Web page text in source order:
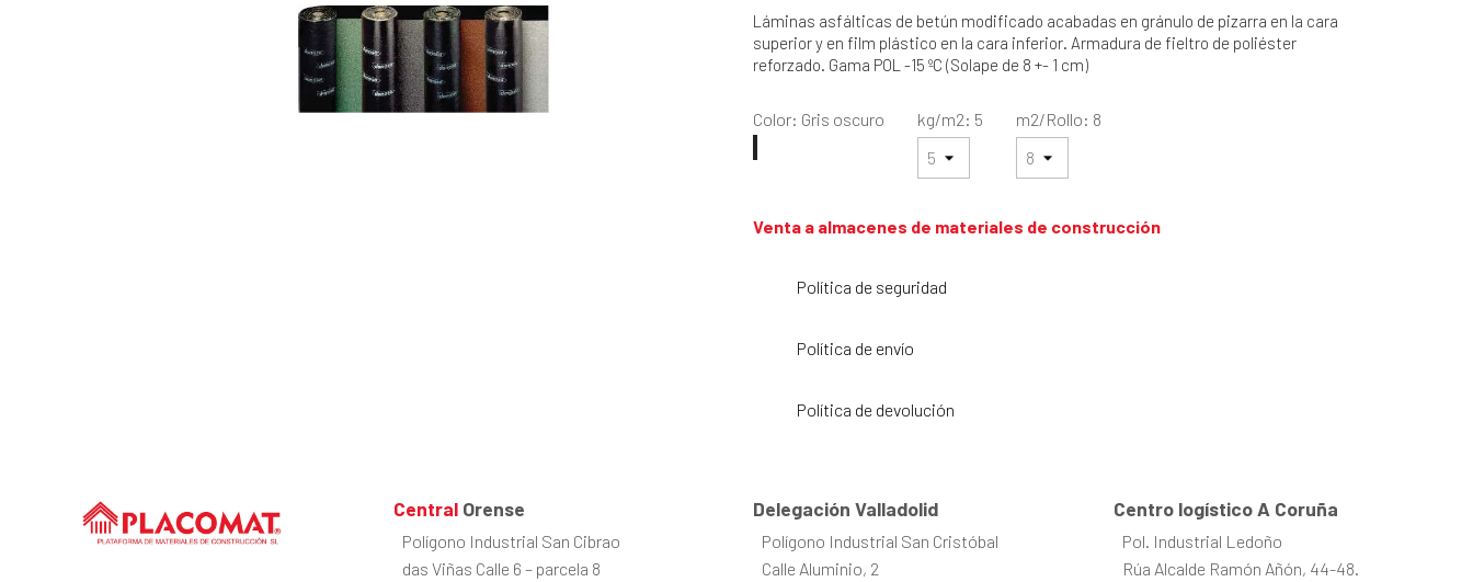
Láminas asfálticas de betún modificado acabadas en gránulo de pizarra en la cara
superior y en film plástico en la cara inferior. Armadura de fieltro de poliéster
reforzado. Gama POL -15 ºC (Solape de 8 +- 1 cm)
Color: Gris oscuro
kg/m2: 5 m2/Rollo: 8
Venta a almacenes de materiales de construcción
Política de seguridad
Política de envío
Política de devolución
CentralOrense
Polígono Industrial San Cibrao
das Viñas Calle 6 – parcela 8
Delegación Valladolid
Polígono Industrial San Cristóbal
Calle Aluminio, 2
Centro logístico A Coruña
Pol. Industrial Ledoño
Rúa Alcalde Ramón Añón, 44-48.